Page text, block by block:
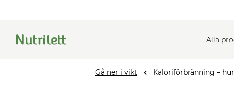
Alla
Gå ner i vikt Kaloriförbränning –